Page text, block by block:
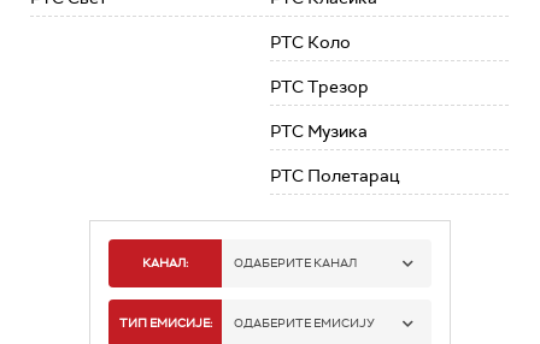
РТС Коло
РТС Трезор
РТС Музика
РТС Полетарац
КАНАЛ: ОДАБЕРИТЕ КАНАЛ
РТС 1
ТИП ЕМИСИЈЕ: ОДАБЕРИТЕ ЕМИСИЈУ